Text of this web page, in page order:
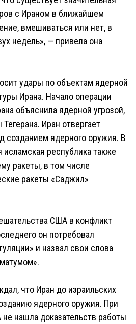
с Ираном в ближайшем
вмешиваться или нет, в
недель», — привела она
удары по объектам ядерной
Ирана. Начало операции
объяснила ядерной угрозой,
Иран отвергает
созданием ядерного оружия. В
исламская республика также
ракеты, в том числе
ракеты «Саджил»
США в конфликт
он потребовал
и назвал свои слова
что Иран до израильских
ядерного оружия. При
нашла доказательств работы